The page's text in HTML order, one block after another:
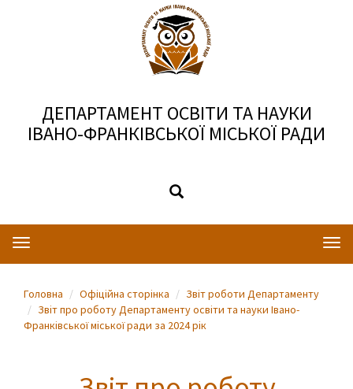
ДЕПАРТАМЕНТ ОСВІТИ ТА НАУКИ
ІВАНО-ФРАНКІВСЬКОЇ МІСЬКОЇ РАДИ
Toggle
Головна Офіційна сторінка
Звіт роботи Департаменту
Звіт про роботу Департаменту освіти та науки Івано-
Франківської міської ради за 2024 рік